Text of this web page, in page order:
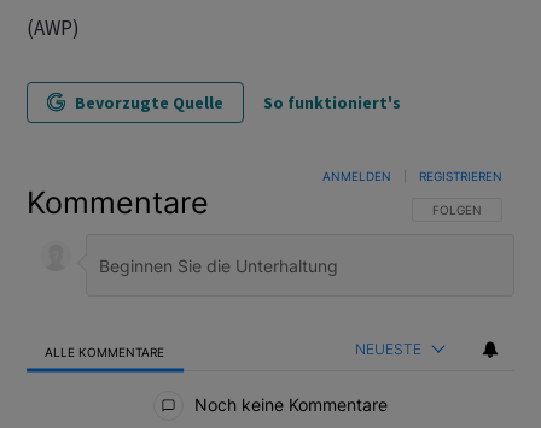
(AWP)
Bevorzugte Quelle So funktioniert's
Kommentare FOLGE DIESER
FOLGEN
ANMELDEN REGISTRIEREN
ALLE KOMMENTARE NEUESTE
Noch keine Kommentare